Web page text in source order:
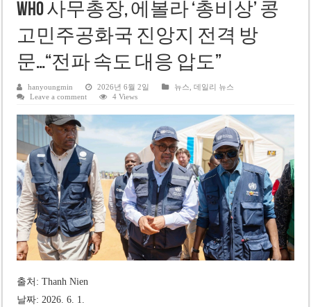
FIFA 인판티노 회장, 유럽 축구계·북미 정치권 불신임 압박 직면
미화원 쪽방 휴게실 논란…허리도 못 펴는 열악한 환경
호찌민시, 올해 국경절 연휴 5일 연속 휴무 확정… 8월 29일~9월 2일
우크라이나 전황 1,623일: 키이우, 탄도미사일 요격 실패…드론, 모스크바 집
미 국방부, 육군 참모총장 임명 난항
조세심판원, 배우 유연석 30억 세금 불복 청구 기각
WHO 사무총장, 에볼라 ‘총비상’ 콩
고민주공화국 진앙지 전격 방
문…“전파 속도 대응 압도”
hanyoungmin 2026년 6월 2일 뉴스 ,데일리 뉴스
Leave a comment
4 Views
출처: Thanh Nien
날짜: 2026. 6. 1.